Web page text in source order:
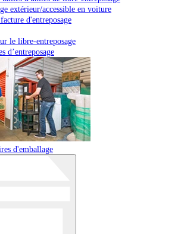
extérieur/accessible en voiture
d'entreposage
le libre-entreposage
d’entreposage
d'emballage